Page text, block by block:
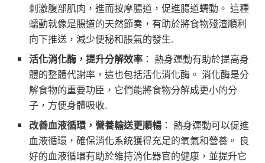
刺激腹部肌肉，進而按摩腸道，促進腸道蠕動。 這種
蠕動就像是腸道的天然節奏，有助於將食物殘渣順利
向下推送，減少便秘和脹氣的發生.
活化消化酶，提升分解效率 ： 熱身運動有助於提高身
體的整體代謝率，這也包括活化消化酶。 消化酶是分
解食物的重要功臣，它們能將食物分解成更小的分
子，方便身體吸收.
改善血液循環，營養輸送更順暢 ： 熱身運動可以促進
血液循環，確保消化系統獲得充足的氧氣和營養。 良
好的血液循環有助於維持消化器官的健康，並提升它